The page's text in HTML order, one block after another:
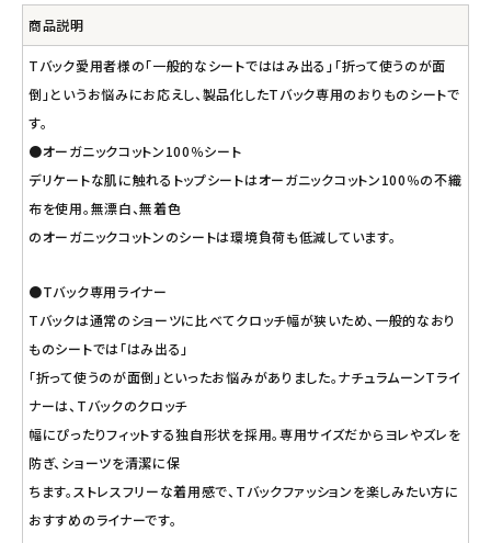
商品説明
Tバック愛用者様の「一般的なシートでははみ出る」「折って使うのが面
倒」というお悩みにお応えし、製品化したTバック専用のおりものシートで
す。
●オーガニックコットン100％シート
デリケートな肌に触れるトップシートはオーガニックコットン100％の不織
布を使用。無漂白、無着色
のオーガニックコットンのシートは環境負荷も低減しています。
●Tバック専用ライナー
Tバックは通常のショーツに比べてクロッチ幅が狭いため、一般的なおり
ものシートでは「はみ出る」
「折って使うのが面倒」といったお悩みがありました。ナチュラムーンTライ
ナーは、Tバックのクロッチ
幅にぴったりフィットする独自形状を採用。専用サイズだからヨレやズレを
防ぎ、ショーツを清潔に保
ちます。ストレスフリーな着用感で、Tバックファッションを楽しみたい方に
おすすめのライナーです。